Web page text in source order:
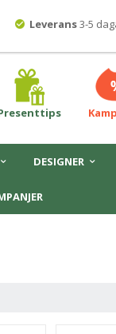
Leverans3-5
DESIGNER